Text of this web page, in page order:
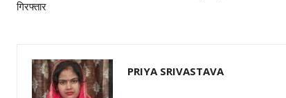
गिरफ्तार
PRIYA SRIVASTAVA